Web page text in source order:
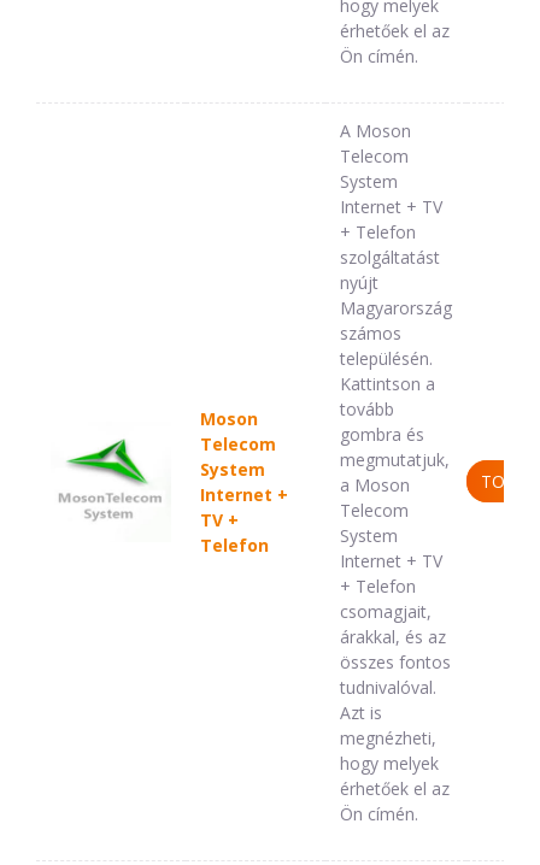
hogy melyek
érhetőek el az
Ön címén.
Moson
Telecom
System
Internet +
TV +
Telefon
A Moson
Telecom
System
Internet + TV
+ Telefon
szolgáltatást
nyújt
Magyarország
számos
településén.
Kattintson a
tovább
gombra és
megmutatjuk,
a Moson
Telecom
System
Internet + TV
+ Telefon
csomagjait,
árakkal, és az
összes fontos
tudnivalóval.
Azt is
megnézheti,
hogy melyek
érhetőek el az
Ön címén.